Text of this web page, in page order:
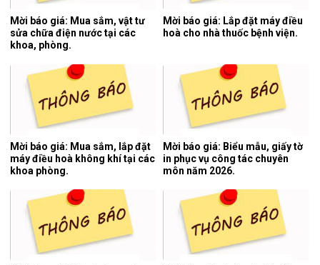
Mời báo giá: Mua sắm, vật tư
sửa chữa điện nước tại các
khoa, phòng.
Mời báo giá: Lắp đặt máy điều
hoà cho nhà thuốc bệnh viện.
Mời báo giá: Mua sắm, lắp đặt
máy điều hoà không khí tại các
khoa phòng.
Mời báo giá: Biểu mẫu, giấy tờ
in phục vụ công tác chuyên
môn năm 2026.